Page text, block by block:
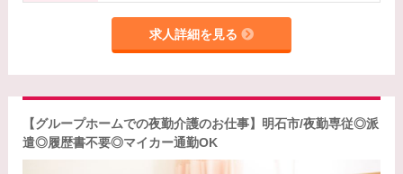
求人詳細を見る
【グループホームでの夜勤介護のお仕事】明石市/夜勤専従◎派
遣◎履歴書不要◎マイカー通勤OK